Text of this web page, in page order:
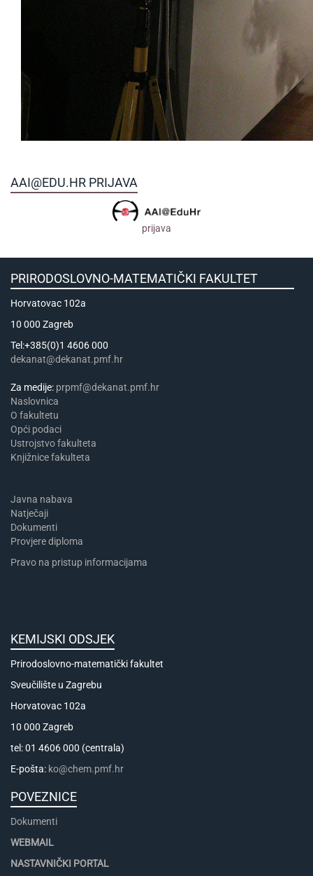
AAI@EDU.HR PRIJAVA
prijava
PRIRODOSLOVNO-MATEMATIČKI FAKULTET
Horvatovac 102a
10 000 Zagreb
Tel:+385(0)1 4606 000
dekanat@dekanat.pmf.hr
Za medije: prpmf@dekanat.pmf.hr
Naslovnica
​​​O fakultetu
Opći podaci
Ustrojstvo fakulteta
Knjižnice fakulteta
Javna nabava
Natječaji
Dokumenti
Provjere diploma
Pravo na pristup informacijama
KEMIJSKI ODSJEK
Prirodoslovno-matematički fakultet
Sveučilište u Zagrebu
Horvatovac 102a
10 000 Zagreb
tel: 01 4606 000 (centrala)
E-pošta: ko@chem.pmf.hr
POVEZNICE
Dokumenti
WEBMAIL
NASTAVNIČKI PORTAL